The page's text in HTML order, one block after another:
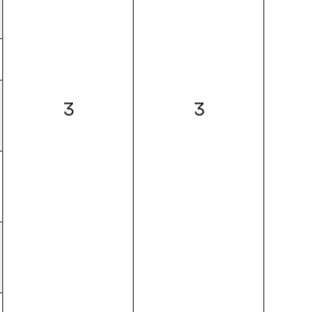
3 3